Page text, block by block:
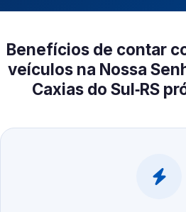
Benefícios de contar
veículos na Nossa
Caxias do Sul‑RS